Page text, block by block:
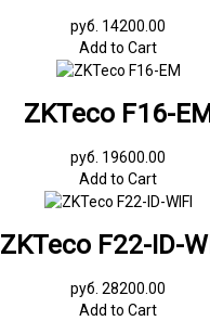
руб. 14200.00
Add to Cart
ZKTeco F16-
руб. 19600.00
Add to Cart
ZKTeco F22-ID-
руб. 28200.00
Add to Cart